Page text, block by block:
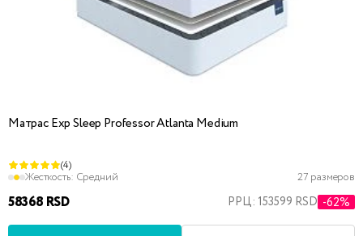
Матрас Exp Sleep Professor Atlanta Medium
(4)
Жесткость: Средний 27 размеров
58368 RSD РРЦ: 153599 RSD -62%